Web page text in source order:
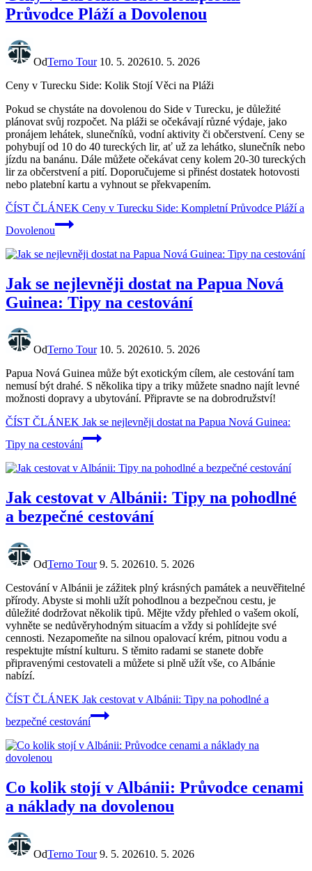
Průvodce Pláží a Dovolenou
OdTerno Tour 10. 5. 202610. 5. 2026
Ceny v Turecku Side: Kolik Stojí Věci na Pláži
Pokud se chystáte na dovolenou do Side v Turecku, je důležité
plánovat svůj rozpočet. Na pláži se očekávají různé výdaje, jako
pronájem lehátek, slunečníků, vodní aktivity či občerstvení. Ceny se
pohybují od 10 do 40 tureckých lir, ať už za lehátko, slunečník nebo
jízdu na banánu. Dále můžete očekávat ceny kolem 20-30 tureckých
lir za občerstvení a pití. Doporučujeme si přinést dostatek hotovosti
nebo platební kartu a vyhnout se překvapením.
ČÍST ČLÁNEK Ceny v Turecku Side: Kompletní Průvodce Pláží a
Dovolenou
Jak se nejlevněji dostat na Papua Nová
Guinea: Tipy na cestování
OdTerno Tour 10. 5. 202610. 5. 2026
Papua Nová Guinea může být exotickým cílem, ale cestování tam
nemusí být drahé. S několika tipy a triky můžete snadno najít levné
možnosti dopravy a ubytování. Připravte se na dobrodružství!
ČÍST ČLÁNEK Jak se nejlevněji dostat na Papua Nová Guinea:
Tipy na cestování
Jak cestovat v Albánii: Tipy na pohodlné
a bezpečné cestování
OdTerno Tour 9. 5. 202610. 5. 2026
Cestování v Albánii je zážitek plný krásných památek a neuvěřitelné
přírody. Abyste si mohli užít pohodlnou a bezpečnou cestu, je
důležité dodržovat několik tipů. Mějte vždy přehled o vašem okolí,
vyhněte se nedůvěryhodným situacím a vždy si pohlídejte své
cennosti. Nezapomeňte na silnou opalovací krém, pitnou vodu a
respektujte místní kulturu. S těmito radami se stanete dobře
připravenými cestovateli a můžete si plně užít vše, co Albánie
nabízí.
ČÍST ČLÁNEK Jak cestovat v Albánii: Tipy na pohodlné a
bezpečné cestování
Co kolik stojí v Albánii: Průvodce cenami
a náklady na dovolenou
OdTerno Tour 9. 5. 202610. 5. 2026